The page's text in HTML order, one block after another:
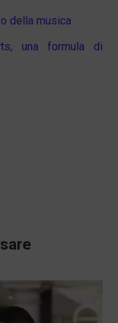
della musica
una formula di